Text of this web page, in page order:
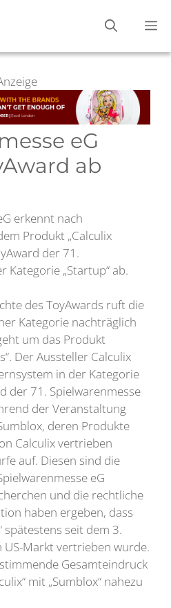
eG
ab
erkennt nach
Produkt „Calculix
der 71.
Kategorie „Startup“ ab.
des ToyAwards ruft die
Kategorie nachträglich
um das Produkt
Der Aussteller Calculix
in der Kategorie
der 71. Spielwarenmesse
der Veranstaltung
deren Produkte
Calculix vertrieben
auf. Diesen sind die
eG
und die rechtliche
haben ergeben, dass
spätestens seit dem 3.
Markt vertrieben wurde.
Gesamteindruck
mit „Sumblox“ nahezu